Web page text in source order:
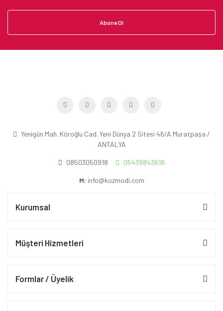
Abone Ol
Yenigün Mah. Köroğlu Cad. Yeni Dünya 2 Sitesi 46/A Muratpaşa /
ANTALYA
08503050918 05438843618
M: info@kozmodi.com
Kurumsal
Müşteri Hizmetleri
Formlar / Üyelik